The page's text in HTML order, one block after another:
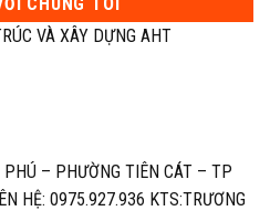
VÀ XÂY DỰNG AHT
– PHƯỜNG TIÊN CÁT – TP
HỆ: 0975.927.936 KTS:TRƯƠNG